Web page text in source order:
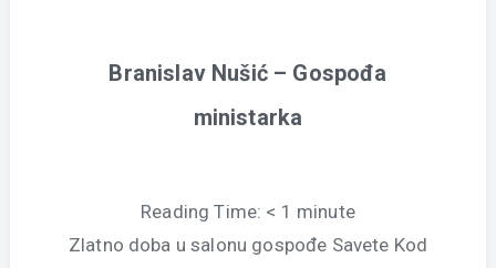
Branislav Nušić – Gospođa
ministarka
Reading Time: < 1 minute
Zlatno doba u salonu gospođe Savete Kod